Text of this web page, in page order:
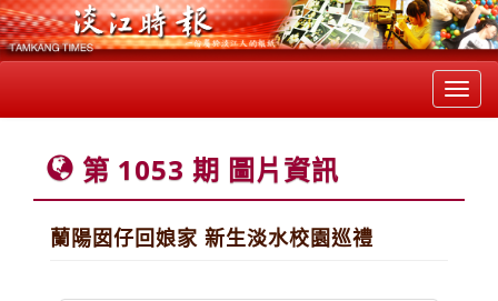
第 1053 期 圖片資訊
蘭陽囡仔回娘家 新生淡水校園巡禮